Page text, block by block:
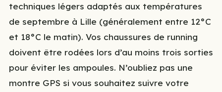
techniques légers adaptés aux températures
de septembre à Lille (généralement entre 12°C
et 18°C le matin). Vos chaussures de running
doivent être rodées lors d’au moins trois sorties
pour éviter les ampoules. N’oubliez pas une
montre GPS si vous souhaitez suivre votre